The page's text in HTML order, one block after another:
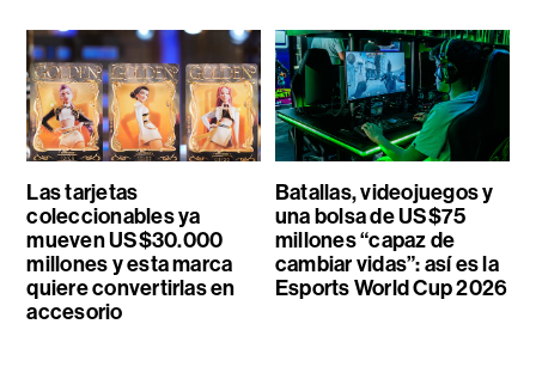
Las tarjetas
coleccionables ya
mueven US$30.000
millones y esta marca
quiere convertirlas en
accesorio
Batallas, videojuegos y
una bolsa de US$75
millones “capaz de
cambiar vidas”: así es la
Esports World Cup 2026